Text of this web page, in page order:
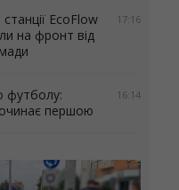
17:16
EcoFlow
на фронт від
16:14
футболу:
першою